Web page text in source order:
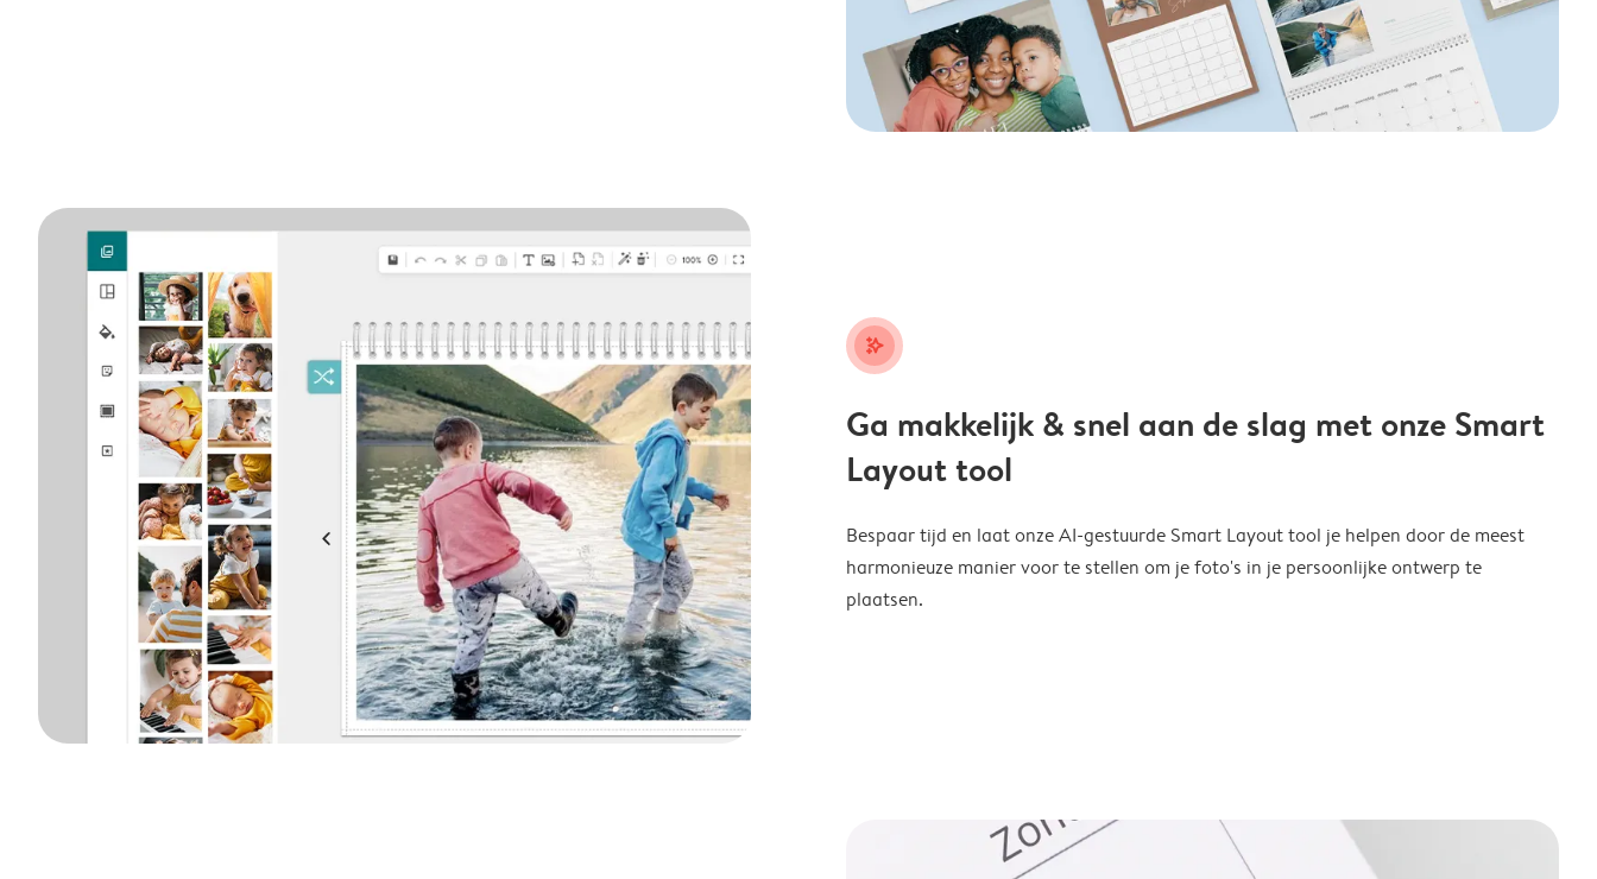
stars_plus
Ga makkelijk & snel aan de slag met onze Smart
Layout tool
Bespaar tijd en laat onze AI-gestuurde Smart Layout tool je helpen door de meest
harmonieuze manier voor te stellen om je foto's in je persoonlijke ontwerp te
plaatsen.